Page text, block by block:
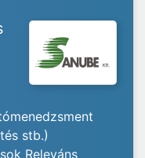
stb.)
Releváns